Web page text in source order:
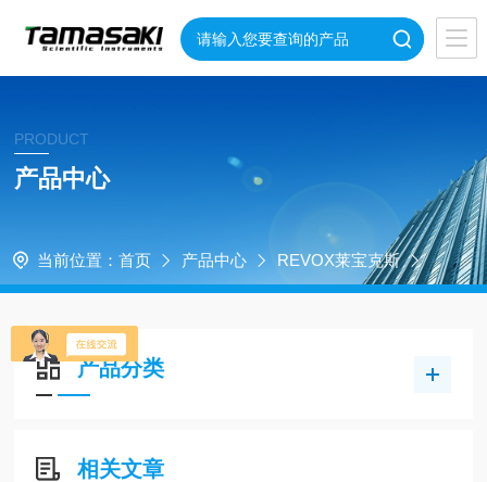
PRODUCT
产品中心
当前位置： 首页 产品中心 REVOX莱宝克斯
产品分类
相关文章